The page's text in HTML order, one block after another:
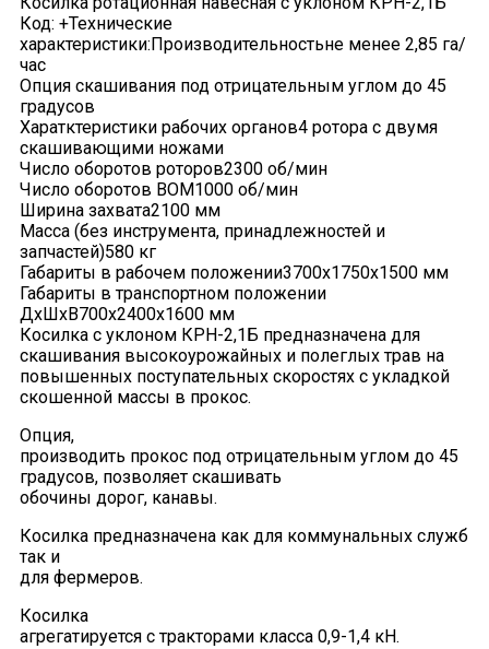
Код: +Технические
характеристики:Производительностьне менее 2,85 га/
час
Опция скашивания под отрицательным углом до 45
градусов
Харатктеристики рабочих органов4 ротора с двумя
скашивающими ножами
Число оборотов роторов2300 об/мин
Число оборотов ВОМ1000 об/мин
Ширина захвата2100 мм
Масса (без инструмента, принадлежностей и
запчастей)580 кг
Габариты в рабочем положении3700х1750х1500 мм
Габариты в транспортном положении
ДхШхВ700х2400х1600 мм
Косилка с уклоном КРН-2,1Б предназначена для
скашивания высокоурожайных и полеглых трав на
повышенных поступательных скоростях с укладкой
скошенной массы в прокос.
Опция,
производить прокос под отрицательным углом до 45
градусов, позволяет скашивать
обочины дорог, канавы.
Косилка предназначена как для коммунальных служб
так и
для фермеров.
Косилка
агрегатируется с тракторами класса 0,9-1,4 кН.